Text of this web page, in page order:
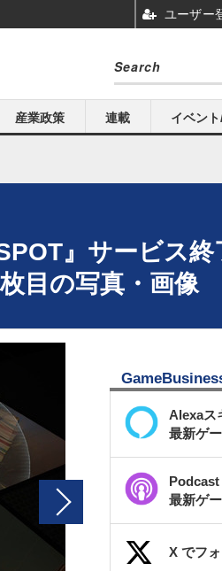
産業政策 連載 イベン
』サービス終
目の写真・画像
Alexaス
最新ゲ
Podcast
最新ゲ
X でフ
ユーザー